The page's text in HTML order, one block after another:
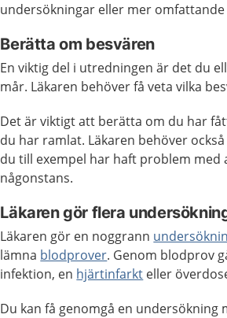
undersökningar eller mer omfattande
Berätta om besvären
En viktig del i utredningen är det du
mår. Läkaren behöver få veta vilka
Det är viktigt att berätta om du har
du har ramlat. Läkaren behöver
du till exempel har haft problem
någonstans.
Läkaren gör flera
Läkaren gör en noggrann
lämna blodprover. Genom blodprov
infektion, en hjärtinfarkt eller
Du kan få genomgå en undersökning